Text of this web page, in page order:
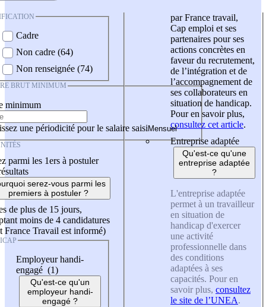
Cadre
Non cadre (64)
Non renseignée (74)
BRUT MINIMUM
minimum
une périodicité pour le salaire saisi
parmi les 1ers à postuler
serez-vous parmi les
premiers à postuler ?
de plus de 15 jours,
moins de 4 candidatures
France Travail est informé)
Employeur handi-
engagé (1)
Qu'est-ce qu'un
employeur handi-
engagé ?
par France travail,
Cap emploi et ses
partenaires pour ses
actions concrètes en
faveur du recrutement,
de l’intégration et de
l’accompagnement de
ses collaborateurs en
situation de handicap.
Pour en savoir plus,
consultez cet article.
Entreprise adaptée
Qu'est-ce qu'une
entreprise adaptée
?
L'entreprise adaptée
permet à un travailleur
en situation de
handicap d'exercer
une activité
professionnelle dans
des conditions
adaptées à ses
capacités. Pour en
savoir plus, consultez
le site de l’UNEA.